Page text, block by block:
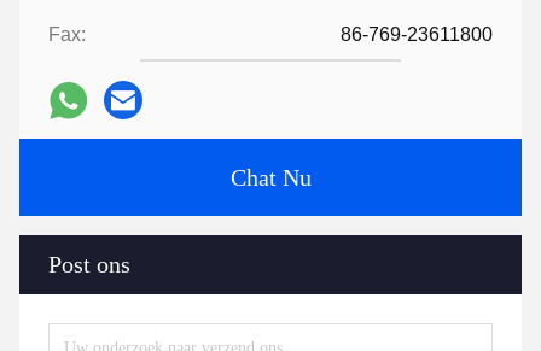
Fax: 86-769-23611800
Chat Nu
Post ons